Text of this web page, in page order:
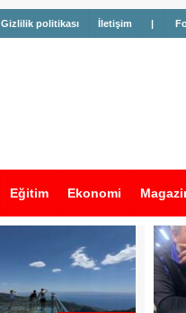
Gizlilik politikası İletişim |
Eğitim Ekonomi